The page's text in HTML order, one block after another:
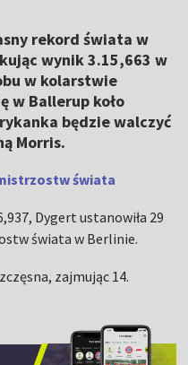
rekord świata w
wynik 3.15,663 w
w kolarstwie
w Ballerup koło
będzie walczyć
Morris.
świata
Dygert ustanowiła 29
świata w Berlinie.
zajmując 14.